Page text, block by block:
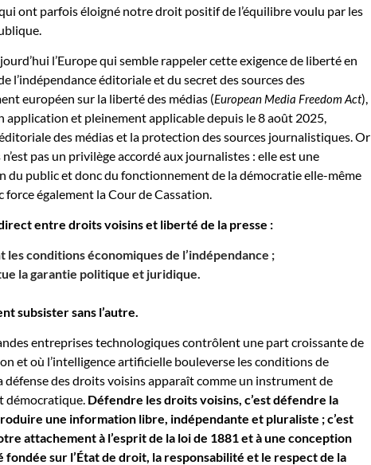
ont parfois éloigné notre droit positif de l’équilibre voulu par les
l’Europe qui semble rappeler cette exigence de liberté en
l’indépendance éditoriale et du secret des sources des
européen sur la liberté des médias (European Media Freedom Act),
application et pleinement applicable depuis le 8 août 2025,
des médias et la protection des sources journalistiques. Or
pas un privilège accordé aux journalistes : elle est une
du public et donc du fonctionnement de la démocratie elle-même
force également la Cour de Cassation.
entre droits voisins et liberté de la presse :
les conditions économiques de l’indépendance ;
la garantie politique et juridique.
subsister sans l’autre.
entreprises technologiques contrôlent une part croissante de
et où l’intelligence artificielle bouleverse les conditions de
défense des droits voisins apparaît comme un instrument de
démocratique. Défendre les droits voisins, c’est défendre la
une information libre, indépendante et pluraliste ; c’est
attachement à l’esprit de la loi de 1881 et à une conception
sur l’État de droit, la responsabilité et le respect de la